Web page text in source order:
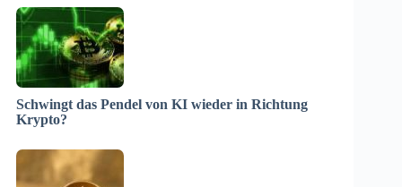
Schwingt das Pendel von KI wieder in Richtung
Krypto?